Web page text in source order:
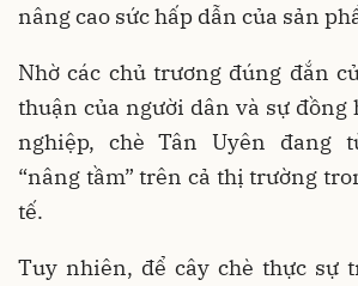
nâng cao sức hấp dẫn của sản
Nhờ các chủ trương đúng đắn
thuận của người dân và sự đồng
nghiệp, chè Tân Uyên đang
“nâng tầm” trên cả thị trường
tế.
Tuy nhiên, để cây chè thực sự